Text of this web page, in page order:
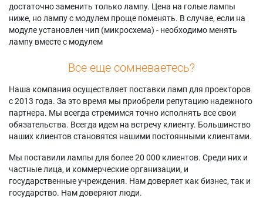
достаточно заменить только лампу. Цена на голые лампы
ниже, но лампу с модулем проще поменять. В случае, если на
модуле установлен чип (микросхема) - необходимо менять
лампу вместе с модулем
Все еще сомневаетесь?
Наша компания осуществляет поставки ламп для проекторов
с 2013 года. За это время мы приобрели репутацию надежного
партнера. Мы всегда стремимся точно исполнять все свои
обязательства. Всегда идем на встречу клиенту. Большинство
наших клиентов становятся нашими постоянными клиентами.
Мы поставили лампы для более 20 000 клиентов. Среди них и
частные лица, и коммерческие организации, и
государственные учреждения. Нам доверяет как бизнес, так и
государство. Нам доверяют люди.